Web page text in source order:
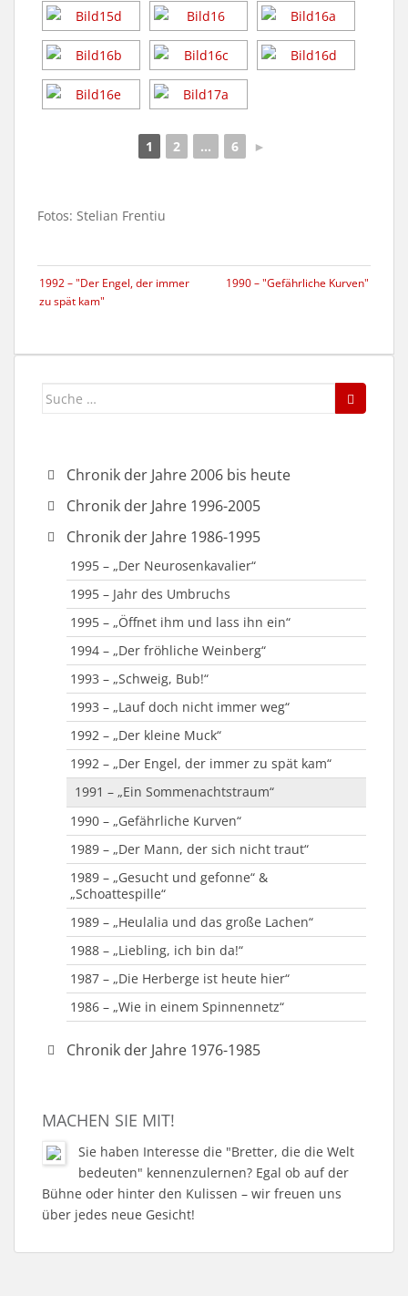
1 2 ... 6 ►
Fotos: Stelian Frentiu
1992 – "Der Engel, der immer
zu spät kam"
1990 – "Gefährliche Kurven"
Suche
Chronik der Jahre 2006 bis heute
2019 – „Plötzlich und unerwartet“
2018 – “Taxi Taxi”
2015 – „Reloaded – Die Weihnachtsgeschichte“
2015 – „Vier scharfe Richterinnen“
2014 – „Funny Money“
2013 – „Der Seelenbrecher“
2012 – „Der Hexenschuss“
2011 – „Außer Kontrolle“
2010 – „Das Zauberkissen“
2009 – „Das Wirtshaus im Spessart“
2009 – „Die Weihnachsmann-Falle“
2008 – „Ein Inspektor kommt“
2007 – Passionsspiel
2007 – „Die Perle Anna“
2006 – „Großer Gott, wir loben Dich“
Chronik der Jahre 1996-2005
2005 – „Der Wahlk(r)ampf“
2005 – „Hugo“ oder „Ein Mann für Mama!“
2004 – „Frau Holle“
2003 – „Katharina Knie“
2002 – „Da waren’s nur noch neun“
2002 – „Die Hexe und ihr Zauberberg“
2001 – Jubiläumswochenende
2001 – „Ein Sommernachtstraum“
2000 – „Hurra – ein Junge!“
2000 – „König Klaus sucht eine Frau“
1999 – „Das Spiel von Liebe und Zufall“
1998 – „Sherlock Holmes und das gefleckte
Band“
1998 – „Dalli Dalli Damenrunde“
1997 – „Soldatenglück“ (Minna von Barnhelm)
1997 – „Der Weg des vierten Königs“
1996 – „Die Schneekönigin“
1996 – „Vampire waren auch nur Menschen“ &
Kindertheatertag
1996 – „Der Mörder“ & „Die tote Tante“
Chronik der Jahre 1986-1995
1995 – „Der Neurosenkavalier“
1995 – Jahr des Umbruchs
1995 – „Öffnet ihm und lass ihn ein“
1994 – „Der fröhliche Weinberg“
1993 – „Schweig, Bub!“
1993 – „Lauf doch nicht immer weg“
1992 – „Der kleine Muck“
1992 – „Der Engel, der immer zu spät kam“
1991 – „Ein Sommenachtstraum“
1990 – „Gefährliche Kurven“
1989 – „Der Mann, der sich nicht traut“
1989 – „Gesucht und gefonne“ &
„Schoattespille“
1989 – „Heulalia und das große Lachen“
1988 – „Liebling, ich bin da!“
1987 – „Die Herberge ist heute hier“
1986 – „Wie in einem Spinnennetz“
Chronik der Jahre 1976-1985
1980 – „Boeing-Boeing“
1979 – „Sturm über dem Gipfel“ & „Schule
gestern – Schule morgen“
MACHEN SIE MIT!
Sie haben Interesse die "Bretter, die die Welt
bedeuten" kennenzulernen? Egal ob auf der
Bühne oder hinter den Kulissen – wir freuen uns
über jedes neue Gesicht!